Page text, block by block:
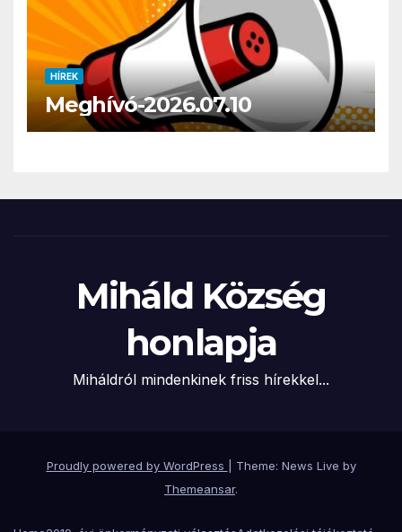
HÍREK
Meghívó-2026.07.10
Miháld Község
honlapja
Miháldról mindenkinek friss hírekkel...
Proudly powered by WordPress
Theme: News Live by
Themeansar.